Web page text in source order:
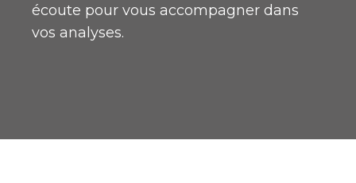
écoute pour vous accompagner dans
vos analyses.